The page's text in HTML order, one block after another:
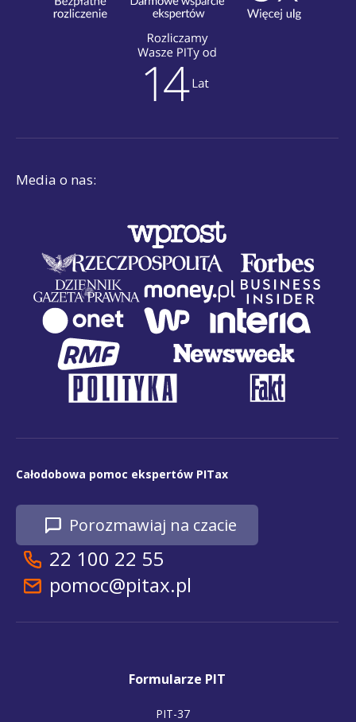
Media o nas:
Całodobowa pomoc ekspertów PITax
Porozmawiaj na czacie
22 100 22 55
pomoc@pitax.pl
Formularze PIT
PIT-37